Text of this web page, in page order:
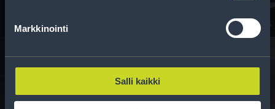
Markkinointi
Salli kaikki
Rengasinfo